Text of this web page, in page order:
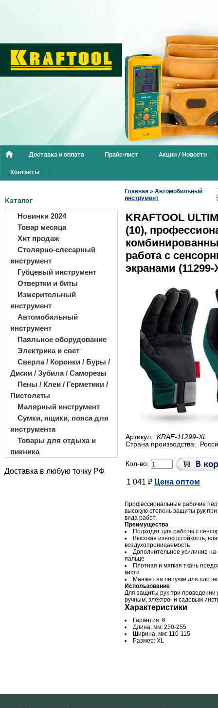
Доставка и оплата Прайс-лист
Акции / Новости
Контакты
Каталог
Новинки 2024
Товар месяца
Хит продаж
Столярно-слесарный
инструмент
Губцевый инструмент
Отвертки и биты
Измерительный
инструмент
Автомобильный
инструмент
Паяльное оборудование
Электрика и свет
Сверла / Коронки / Буры /
Диски / Зубила / Саморезы
Пены / Клеи / Герметики /
Пистолеты
Малярный инструмент
Сумки, ящики, пояса для
инструмента
Товары для отдыха и
пикника
Доставка в любую точку РФ
Главная » Автомобильный
инструмент
KRAFTOOL
(10),
работа с
экранами (11299-
Артикул: KRAF-11299-XL
Страна производства:
Кол-во:
1 041 ₽ Цена оптом
Профессиональные рабочие
высокую степень защиты рук
вида работ.
Преимущества
Подходят для работы с
Высокая износостойкость,
воздухопроницаемость
Дополнительное усилиние
пальце
Плотная и мягкая ткань
кисти
Манжет на липучке для
Использование
Для защиты рук при проведении
ручным, электро- и садовым
Характеристики
Гарантия: 6
Длина, мм: 250-255
Ширина, мм: 110-115
Размер: XL